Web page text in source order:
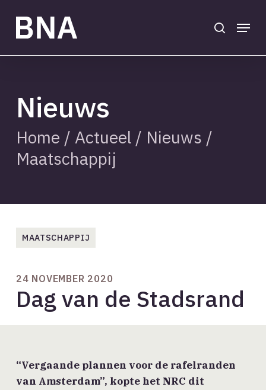
main
Menu
Nieuws
Home / Actueel/ Nieuws /
Maatschappij
MAATSCHAPPIJ
24 NOVEMBER 2020
Dag van de Stadsrand
“Vergaande plannen voor de rafelranden
van Amsterdam”, kopte het NRC dit
Close